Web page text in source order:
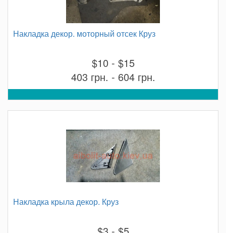
Накладка декор. моторный отсек Круз
$10 - $15
403 грн. - 604 грн.
Накладка крыла декор. Круз